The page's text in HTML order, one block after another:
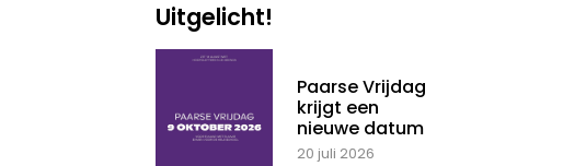
Uitgelicht!
Paarse Vrijdag
krijgt een
nieuwe datum
20 juli 2026